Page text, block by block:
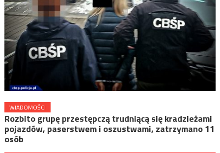
WIADOMOŚCI
Rozbito grupę przestępczą trudniącą się kradzieżami
pojazdów, paserstwem i oszustwami, zatrzymano 11
osób